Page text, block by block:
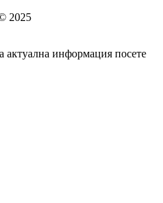
2025
актуална информация посете